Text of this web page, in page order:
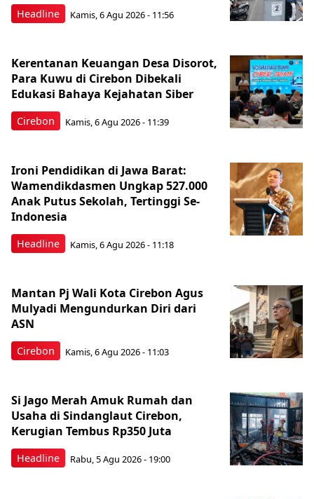
Headline Kamis, 6 Agu 2026 - 11:56
Cirebon
Kerentanan Keuangan Desa Disorot,
Para Kuwu di Cirebon Dibekali
Edukasi Bahaya Kejahatan Siber
Kamis, 6 Agu 2026 - 11:39
Headline
Ironi Pendidikan di Jawa Barat:
Wamendikdasmen Ungkap 527.000
Anak Putus Sekolah, Tertinggi Se-
Indonesia
Kamis, 6 Agu 2026 - 11:18
Cirebon
Mantan Pj Wali Kota Cirebon Agus
Mulyadi Mengundurkan Diri dari
ASN
Kamis, 6 Agu 2026 - 11:03
Headline
Si Jago Merah Amuk Rumah dan
Usaha di Sindanglaut Cirebon,
Kerugian Tembus Rp350 Juta
Rabu, 5 Agu 2026 - 19:00